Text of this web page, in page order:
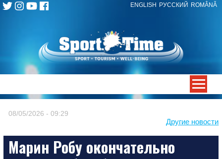
ENGLISH РУССКИЙ ROMÂNĂ
Skip
Другие новости
08/05/2026 - 09:29
Марин Робу окончательно